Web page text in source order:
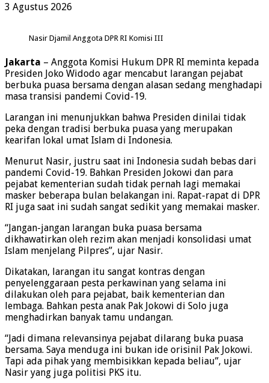
3 Agustus 2026
Nasir Djamil Anggota DPR RI Komisi III
Jakarta – Anggota Komisi Hukum DPR RI meminta kepada
Presiden Joko Widodo agar mencabut larangan pejabat
berbuka puasa bersama dengan alasan sedang menghadapi
masa transisi pandemi Covid-19.
Larangan ini menunjukkan bahwa Presiden dinilai tidak
peka dengan tradisi berbuka puasa yang merupakan
kearifan lokal umat Islam di Indonesia.
Menurut Nasir, justru saat ini Indonesia sudah bebas dari
pandemi Covid-19. Bahkan Presiden Jokowi dan para
pejabat kementerian sudah tidak pernah lagi memakai
masker beberapa bulan belakangan ini. Rapat-rapat di DPR
RI juga saat ini sudah sangat sedikit yang memakai masker.
“Jangan-jangan larangan buka puasa bersama
dikhawatirkan oleh rezim akan menjadi konsolidasi umat
Islam menjelang Pilpres”, ujar Nasir.
Dikatakan, larangan itu sangat kontras dengan
penyelenggaraan pesta perkawinan yang selama ini
dilakukan oleh para pejabat, baik kementerian dan
lembaga. Bahkan pesta anak Pak Jokowi di Solo juga
menghadirkan banyak tamu undangan.
“Jadi dimana relevansinya pejabat dilarang buka puasa
bersama. Saya menduga ini bukan ide orisinil Pak Jokowi.
Tapi ada pihak yang membisikkan kepada beliau”, ujar
Nasir yang juga politisi PKS itu.